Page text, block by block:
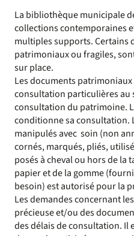
La bibliothèque municipale
collections contemporaines
multiples supports. Certains
patrimoniaux ou fragiles,
sur place.
Les documents
consultation particulières au
consultation du patrimoine.
conditionne sa consultation.
manipulés avec soin (non
cornés, marqués, pliés,
posés à cheval ou hors de la
papier et de la gomme
besoin) est autorisé pour la
Les demandes concernant
précieuse et/ou des
des délais de consultation. Il